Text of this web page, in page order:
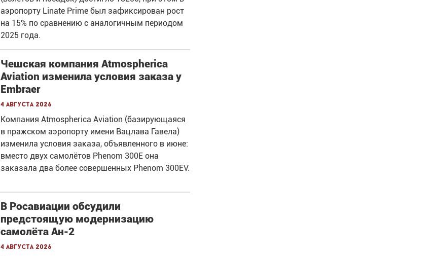
аэропорту Linate Prime был зафиксирован рост
на 15% по сравнению с аналогичным периодом
2025 года.
Чешская компания Atmospherica
Aviation изменила условия заказа у
Embraer
4 августа 2026
Компания Atmospherica Aviation (базирующаяся
в пражском аэропорту имени Вацлава Гавела)
изменила условия заказа, объявленного в июне:
вместо двух самолётов Phenom 300E она
заказала два более совершенных Phenom 300EV.
В Росавиации обсудили
предстоящую модернизацию
самолёта Ан-2
4 августа 2026